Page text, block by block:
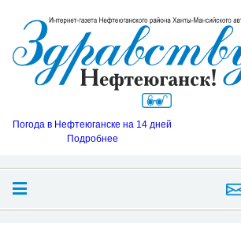
Погода в Нефтеюганске на 14 дней
Подробнее